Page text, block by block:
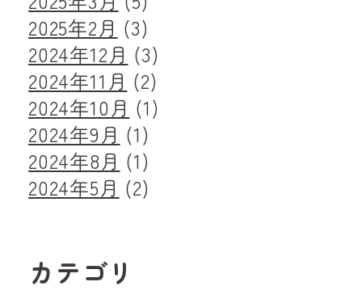
2025年2月 (3)
2024年12月 (3)
2024年11月 (2)
2024年10月 (1)
2024年9月 (1)
2024年8月 (1)
2024年5月 (2)
カテゴリ